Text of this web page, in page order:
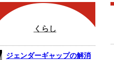
くらし
ジェンダーギャップの解消